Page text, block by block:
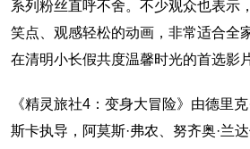
系列粉丝直呼不舍。不少观众也表示
笑点、观感轻松的动画，非常适合全
在清明小长假共度温馨时光的首选影片
《精灵旅社4：变身大冒险》由德里
斯卡执导，阿莫斯·弗农、努齐奥·兰